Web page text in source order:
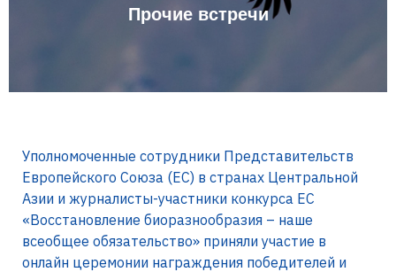
Прочие встречи
Уполномоченные сотрудники Представительств
Европейского Союза (ЕС) в странах Центральной
Азии и журналисты-участники конкурса ЕС
«Восстановление биоразнообразия – наше
всеобщее обязательство» приняли участие в
онлайн церемонии награждения победителей и